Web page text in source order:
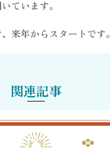
ています。
来年からスタートです。
関連記事